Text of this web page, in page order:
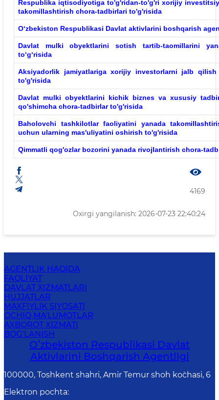
Respublika iqtisodiyotiga to'g'ridan-to'g'ri xorijiy
takomillashtirish chora-tadbirlari to'g'risida
O‘zbekiston Respublikasi Davlat aktivlarini boshqarish
Davlat
mulki obyektlarini sotish tartib-taomillarini
to‘g‘risida
Aksiyadorlik
jamiyatlariga xorijiy investorlarni jalb
to'g'risida
Davlat mulki obyektlarini kichik biznes va xususiy
qo'shimcha chora-tadbirlar to'g'risida
Baholovchi
tashkilotlar faoliyatini yanada
uchun ularning mas'uliyatini oshirish to'g'risida
Qimmatli qog'ozlar bozorini yanada rivojlantirish chora-
4169
Oxirgi yangilanish: 2026-07-23 22:40:24
AGENTLIK HAQIDA
FAOLIYAT
DAVLAT XIZMATLARI
HUJJATLAR
MAXFIYLIK SIYOSATI
OCHIQ MA'LUMOTLAR
AXBOROT XIZMATI
BOG‘LANISH
Oʻzbekiston Respublikasi Davlat
Aktivlarini Boshqarish Agentligi
100000, Toshkent shahri, Amir Temur shoh ko`chasi, 6
Elektron pochta: